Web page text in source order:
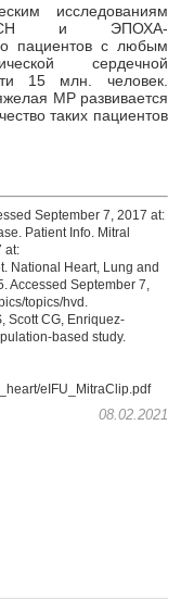
исследованиям
ХСН и ЭПОХА-
пациентов с любым
сердечной
15 млн. человек.
МР развивается
таких пациентов
September 7, 2017 at:
Patient Info. Mitral
at:
National Heart, Lung and
Accessed September 7,
topics/hvd.
Scott CG, Enriquez-
based study.
eIFU_MitraClip.pdf
08.02.2021